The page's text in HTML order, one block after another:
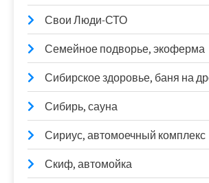
Свои Люди-СТО
Семейное подворье, экоферма
Сибирское здоровье, баня на
Сибирь, сауна
Сириус, автомоечный комплекс
Скиф, автомойка